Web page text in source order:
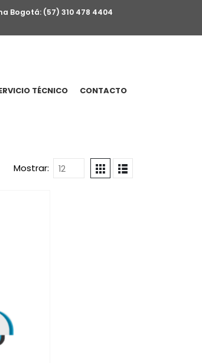
Bogotá: (57) 310 478 4404
TÉCNICO CONTACTO
Mostrar: